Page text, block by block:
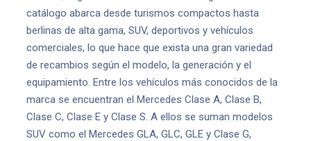
catálogo abarca desde turismos compactos hasta
berlinas de alta gama, SUV, deportivos y vehículos
comerciales, lo que hace que exista una gran variedad
de recambios según el modelo, la generación y el
equipamiento. Entre los vehículos más conocidos de la
marca se encuentran el Mercedes Clase A, Clase B,
Clase C, Clase E y Clase S. A ellos se suman modelos
SUV como el Mercedes GLA, GLC, GLE y Clase G,